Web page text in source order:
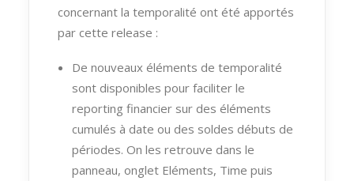
concernant la temporalité ont été apportés
par cette release :
De nouveaux éléments de temporalité
sont disponibles pour faciliter le
reporting financier sur des éléments
cumulés à date ou des soldes débuts de
périodes. On les retrouve dans le
panneau, onglet Eléments, Time puis